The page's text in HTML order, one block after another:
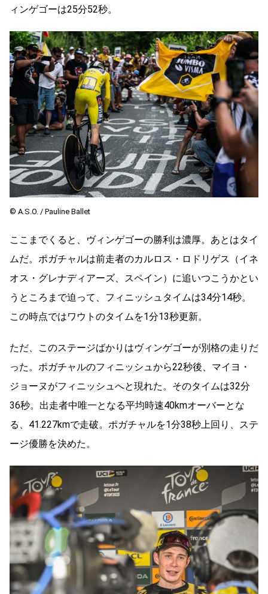
ィンゲゴーは25分52秒。
©︎ A.S.O. / Pauline Ballet
ここまでくると、ヴィンゲゴーの勝利は濃厚。あとはタイ
ムだ。ポガチャルは前走者のカルロス・ロドリゲス（イネ
オス・グレナディアーズ、スペイン）に追いつこうかとい
うところまで迫って、フィニッシュタイムは34分14秒。
この時点ではワウトのタイムを1分13秒更新。
ただ、このステージばかりはヴィンゲゴーが別格の走りだ
った。ポガチャルのフィニッシュから22秒後、マイヨ・
ジョーヌがフィニッシュへと現れた。そのタイムは32分
36秒。出走者中唯一となる平均時速40kmオーバーとな
る、41.227kmで走破。ポガチャルを1分38秒上回り、ステ
ージ優勝を決めた。